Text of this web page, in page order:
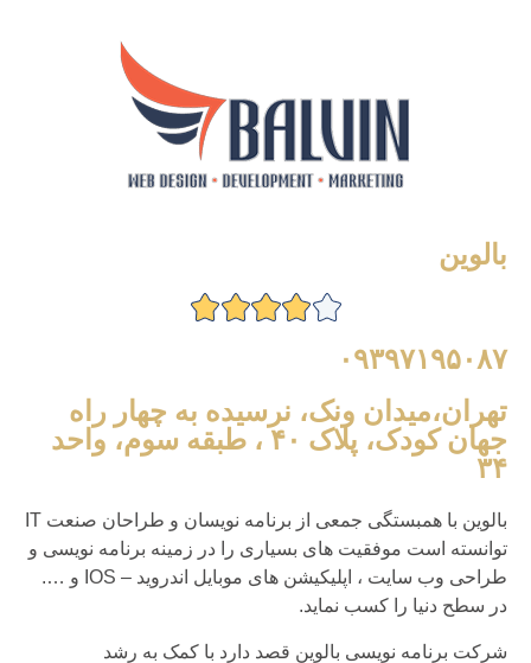
بالوین
۰۹۳۹۷۱۹۵۰۸۷
تهران،میدان ونک، نرسیده به چهار راه
جهان کودک، پلاک ۴۰ ، طبقه سوم، واحد
۳۴
بالوین با همبستگی جمعی از برنامه نویسان و طراحان صنعت IT
توانسته است موفقیت های بسیاری را در زمینه برنامه نویسی و
طراحی وب سایت ، اپلیکیشن های موبایل اندروید – IOS و ….
در سطح دنیا را کسب نماید.
شرکت برنامه نویسی بالوین قصد دارد با کمک به رشد